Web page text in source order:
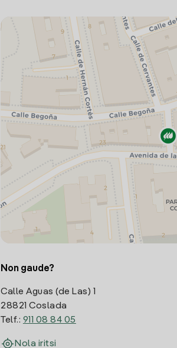
Non gaude?
Calle Aguas (de Las) 1
28821 Coslada
Telf.: 911 08 84 05
Nola iritsi